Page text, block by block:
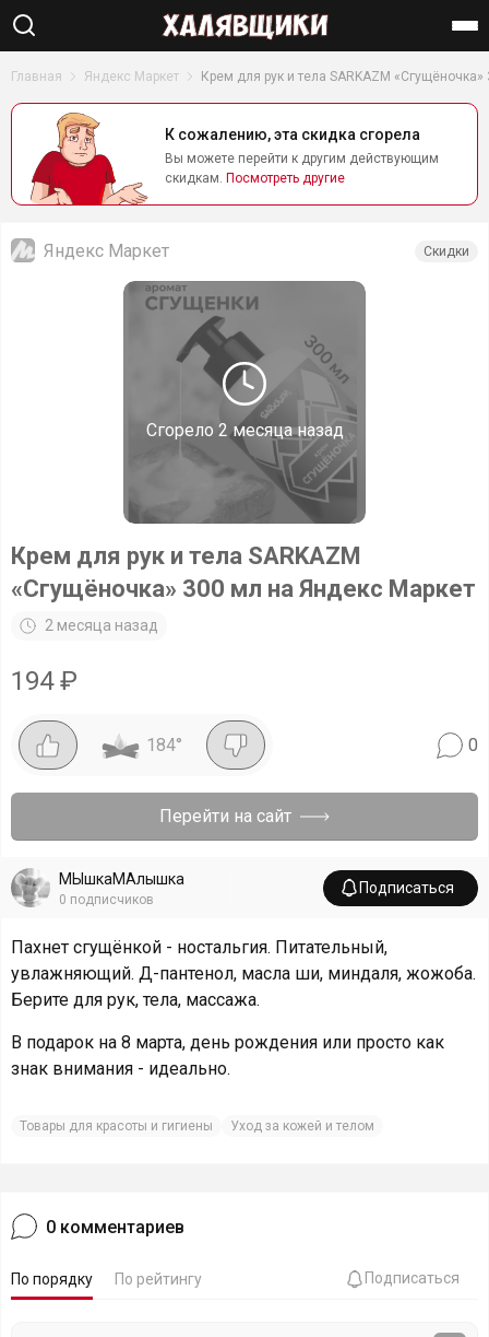
Найти
Главная Яндекс Маркет Крем для рук и тела SARKAZM
К сожалению, эта скидка сгорела
Вы можете перейти к другим действующим
скидкам. Посмотреть другие
Сгорело 2 месяца назад
Яндекс Маркет Скидки
Крем для рук и тела SARKAZM
«Сгущёночка» 300 мл на Яндекс Маркет
2 месяца назад
194₽
184° 0
Перейти на сайт
МЫшкаМАлышка
0 подписчиков
Подписаться
Пахнет сгущёнкой - ностальгия. Питательный,
увлажняющий. Д-пантенол, масла ши, миндаля, жожоба.
Берите для рук, тела, массажа.
В подарок на 8 марта, день рождения или просто как
знак внимания - идеально.
Товары для красоты и гигиены Уход за кожей и телом
0 комментариев
По порядку По рейтингу Подписаться